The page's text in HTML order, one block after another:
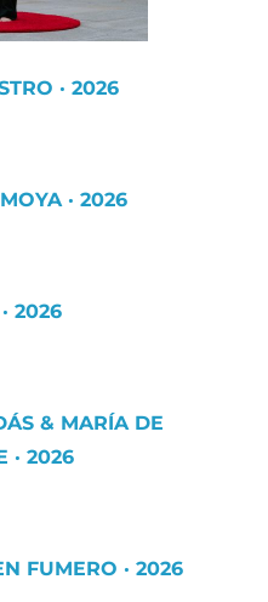
· 2026
· 2026
2026
& MARÍA DE
· 2026
FUMERO · 2026